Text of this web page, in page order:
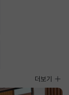
사진뉴스
더보기